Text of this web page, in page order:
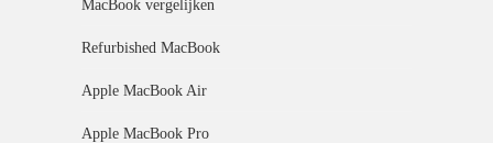
MacBook vergelijken
Refurbished MacBook
Apple MacBook Air
Apple MacBook Pro